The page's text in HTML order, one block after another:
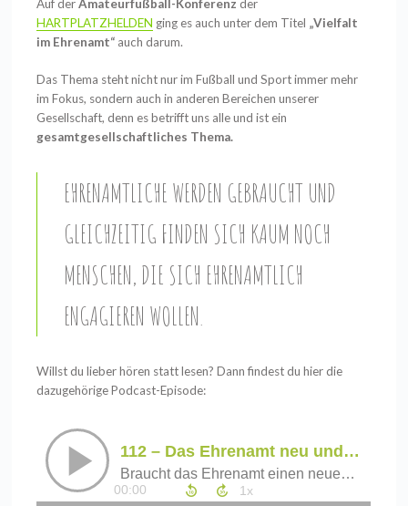
Auf derAmateurfußball-Konferenz der
HARTPLATZHELDEN ging es auch unter dem Titel „Vielfalt
im Ehrenamt“ auch darum.
Das Thema steht nicht nur im Fußball und Sport immer mehr
im Fokus, sondern auch in anderen Bereichen unserer
Gesellschaft, denn es betrifft uns alle und ist ein
gesamtgesellschaftliches Thema.
EHRENAMTLICHE WERDEN GEBRAUCHT UND
GLEICHZEITIG FINDEN SICH KAUM NOCH
MENSCHEN, DIE SICH EHRENAMTLICH
ENGAGIEREN WOLLEN.
Willst du lieber hören statt lesen? Dann findest du hier die
dazugehörigePodcast-Episode: